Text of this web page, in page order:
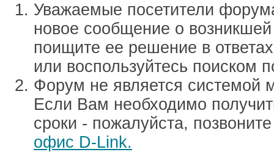
Уважаемые посетители
новое сообщение о
поищите ее решение в
или воспользуйтесь поиском
Форум не является системой
Если Вам необходимо
сроки - пожалуйста,
офис D-Link.